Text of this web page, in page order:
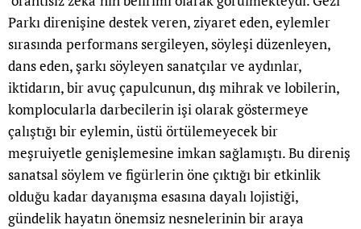
Parkı direnişine destek veren, ziyaret eden, eylemler
sırasında performans sergileyen, söyleşi düzenleyen,
dans eden, şarkı söyleyen sanatçılar ve aydınlar,
iktidarın, bir avuç çapulcunun, dış mihrak ve lobilerin,
komplocularla darbecilerin işi olarak göstermeye
çalıştığı bir eylemin, üstü örtülemeyecek bir
meşruiyetle genişlemesine imkan sağlamıştı. Bu direniş
sanatsal söylem ve figürlerin öne çıktığı bir etkinlik
olduğu kadar dayanışma esasına dayalı lojistiği,
gündelik hayatın önemsiz nesnelerinin bir araya